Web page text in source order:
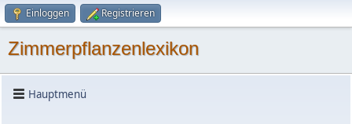
Einloggen Registrieren
Zimmerpflanzenlexikon
Hauptmenü